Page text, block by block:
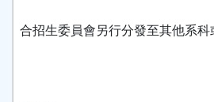
合招生委員會另行分發至其他系科